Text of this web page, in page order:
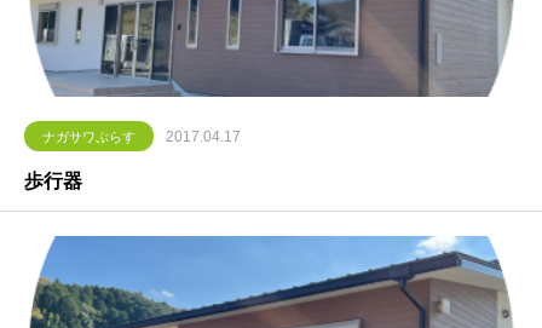
ナガサワぷらす 2017.04.17
歩行器